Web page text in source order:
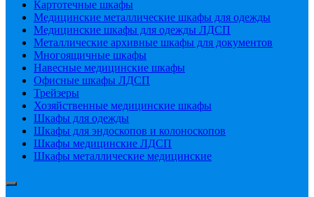
Картотечные шкафы
Медицинские металлические шкафы для одежды
Медицинские шкафы для одежды ЛДСП
Металлические архивные шкафы для документов
Многоящичные шкафы
Навесные медицинские шкафы
Офисные шкафы ЛДСП
Трейзеры
Хозяйственные медицинские шкафы
Шкафы для одежды
Шкафы для эндоскопов и колоноскопов
Шкафы медицинские ЛДСП
Шкафы металлические медицинские